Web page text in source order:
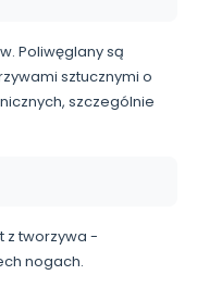
Poliwęglany są
sztucznymi o
szczególnie
z tworzywa -
nogach.